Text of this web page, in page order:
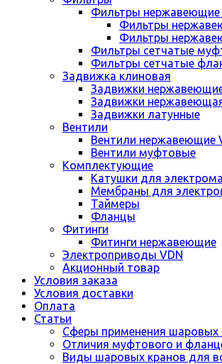
Фильтры нержавеющие
Фильтры
Фильтры
Фильтры сетчатые
Фильтры сетчатые
Задвижка клиновая
Задвижки
Задвижки
Задвижки латунные
Вентили
Вентили нержавеющие
Вентили муфтовые
Комплектующие
Катушки для
Мембраны для
Таймеры
Фланцы
Фитинги
Фитинги нержавеющие
Электроприводы VDN
Акционный товар
Условия заказа
Условия доставки
Оплата
Статьи
Сферы применения шаровых
Отличия муфтового и
Виды шаровых кранов для